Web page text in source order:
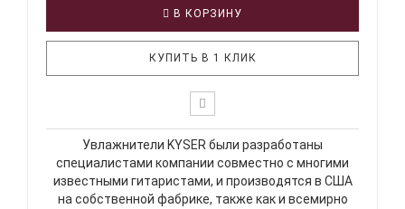
В КОРЗИНУ
КУПИТЬ В 1 КЛИК
Увлажнители KYSER были разработаны
специалистами компании совместно с многими
известными гитаристами, и производятся в США
на собственной фабрике, также как и всемирно